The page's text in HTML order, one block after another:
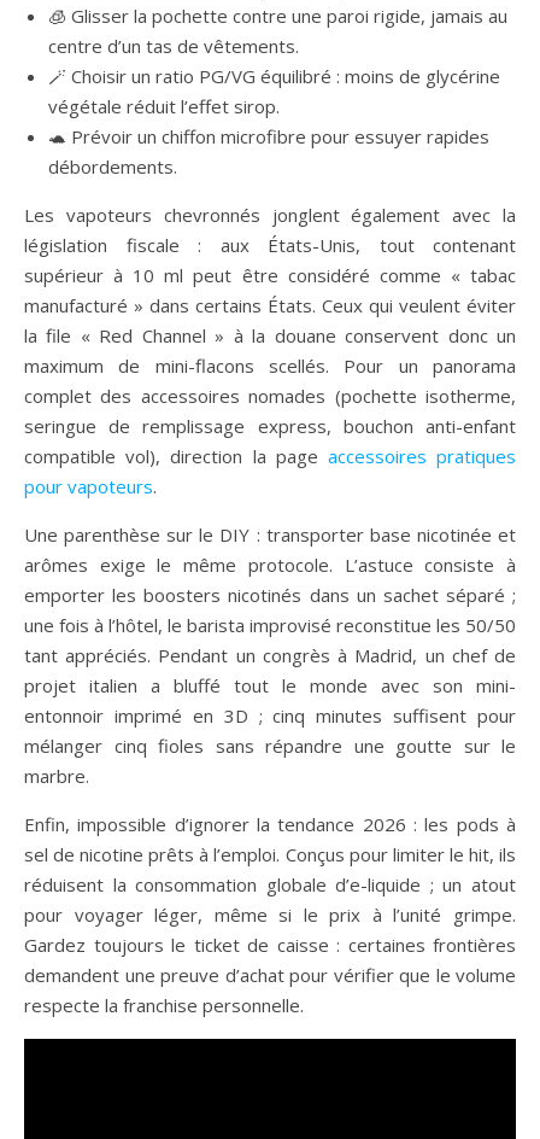
🧊 Glisser la pochette contre une paroi rigide, jamais au
centre d’un tas de vêtements.
🪄 Choisir un ratio PG/VG équilibré : moins de glycérine
végétale réduit l’effet sirop.
🐢 Prévoir un chiffon microfibre pour essuyer rapides
débordements.
Les vapoteurs chevronnés jonglent également avec la
législation fiscale : aux États-Unis, tout contenant
supérieur à 10 ml peut être considéré comme « tabac
manufacturé » dans certains États. Ceux qui veulent éviter
la file « Red Channel » à la douane conservent donc un
maximum de mini-flacons scellés. Pour un panorama
complet des accessoires nomades (pochette isotherme,
seringue de remplissage express, bouchon anti-enfant
compatible vol), direction la page accessoires pratiques
pour vapoteurs.
Une parenthèse sur le DIY : transporter base nicotinée et
arômes exige le même protocole. L’astuce consiste à
emporter les boosters nicotinés dans un sachet séparé ;
une fois à l’hôtel, le barista improvisé reconstitue les 50/50
tant appréciés. Pendant un congrès à Madrid, un chef de
projet italien a bluffé tout le monde avec son mini-
entonnoir imprimé en 3D ; cinq minutes suffisent pour
mélanger cinq fioles sans répandre une goutte sur le
marbre.
Enfin, impossible d’ignorer la tendance 2026 : les pods à
sel de nicotine prêts à l’emploi. Conçus pour limiter le hit, ils
réduisent la consommation globale d’e-liquide ; un atout
pour voyager léger, même si le prix à l’unité grimpe.
Gardez toujours le ticket de caisse : certaines frontières
demandent une preuve d’achat pour vérifier que le volume
respecte la franchise personnelle.